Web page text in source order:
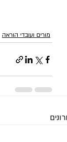
מורים ועובדי הוראה